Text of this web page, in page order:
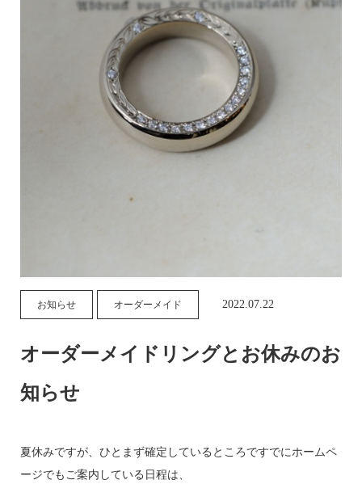
お知らせ オーダーメイド 2022.07.22
オーダーメイドリングとお休みのお
知らせ
夏休みですが、ひとまず確定しているところですでにホームペ
ージでもご案内している日程は、